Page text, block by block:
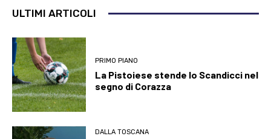
ULTIMI ARTICOLI
PRIMO PIANO
La Pistoiese stende lo Scandicci nel
segno di Corazza
DALLA TOSCANA